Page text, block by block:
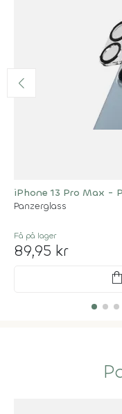
iPhone 13 Pro Max -
Panzerglass
Få på lager
89,95 kr
shopping_bag